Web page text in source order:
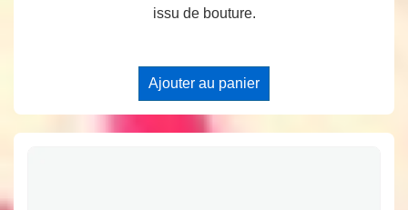
issu de bouture.
Ajouter au panier